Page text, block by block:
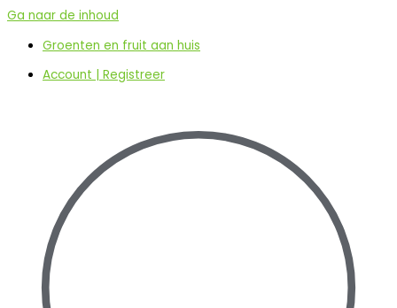
Ga naar de inhoud
Groenten en fruit aan huis
Account | Registreer